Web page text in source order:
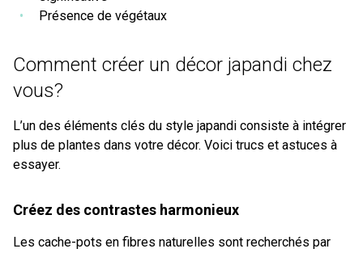
Présence de végétaux
Comment créer un décor japandi chez
vous?
L’un des éléments clés du style japandi consiste à intégrer
plus de plantes dans votre décor. Voici trucs et astuces à
essayer.
Créez des contrastes harmonieux
Les cache-pots en fibres naturelles sont recherchés par